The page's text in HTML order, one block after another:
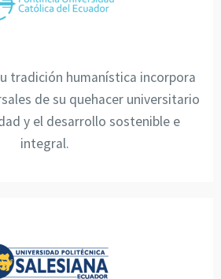
tradición humanística incorpora
de su quehacer universitario
y el desarrollo sostenible e
integral.